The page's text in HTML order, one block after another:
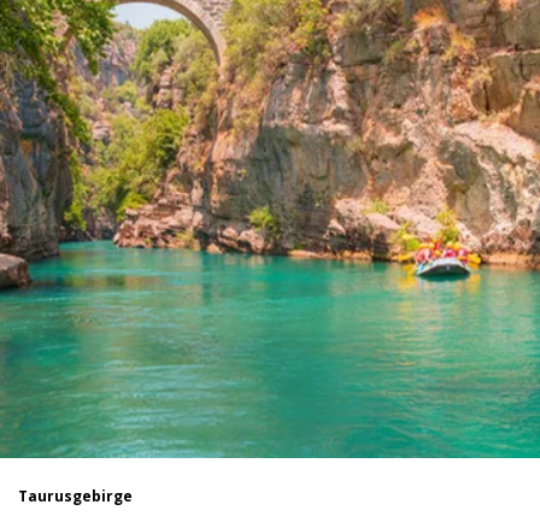
Taurusgebirge